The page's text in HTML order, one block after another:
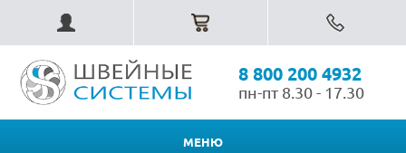
8 800 200 4932
пн-пт 8.30 - 17.30
МЕНЮ